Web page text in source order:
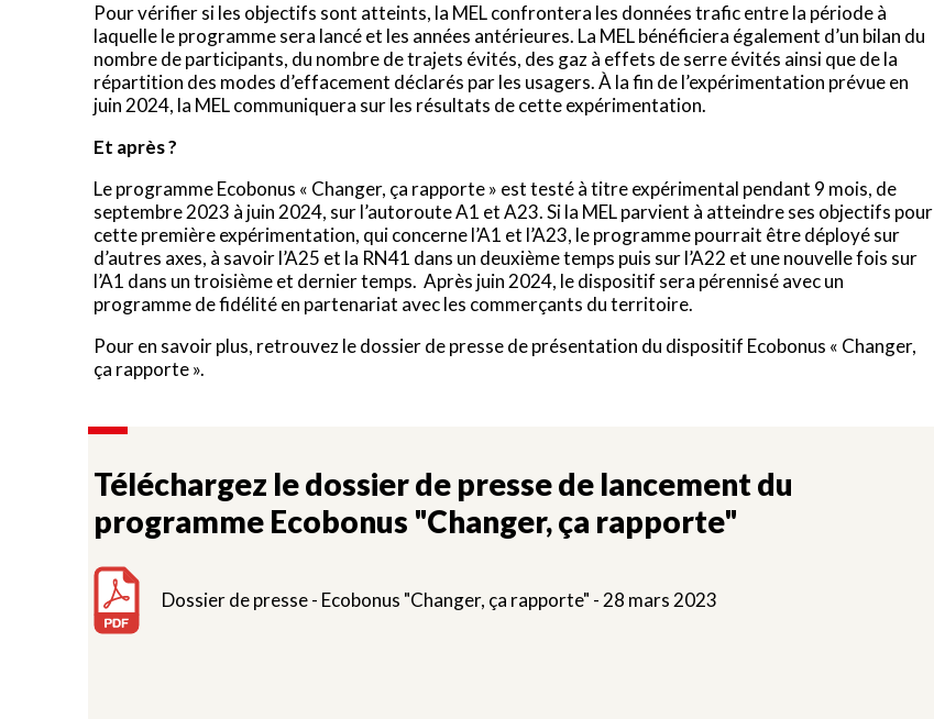
Pour vérifier si les objectifs sont atteints, la MEL confrontera les données trafic entre la période à
laquelle le programme sera lancé et les années antérieures. La MEL bénéficiera également d’un bilan du
nombre de participants, du nombre de trajets évités, des gaz à effets de serre évités ainsi que de la
répartition des modes d’effacement déclarés par les usagers. À la fin de l’expérimentation prévue en
juin 2024, la MEL communiquera sur les résultats de cette expérimentation.
Et après ?
Le programme Ecobonus « Changer, ça rapporte » est testé à titre expérimental pendant 9 mois, de
septembre 2023 à juin 2024, sur l’autoroute A1 et A23. Si la MEL parvient à atteindre ses objectifs pour
cette première expérimentation, qui concerne l’A1 et l’A23, le programme pourrait être déployé sur
d’autres axes, à savoir l’A25 et la RN41 dans un deuxième temps puis sur l’A22 et une nouvelle fois sur
l’A1 dans un troisième et dernier temps. Après juin 2024, le dispositif sera pérennisé avec un
programme de fidélité en partenariat avec les commerçants du territoire.
Pour en savoir plus, retrouvez le dossier de presse de présentation du dispositif Ecobonus « Changer,
ça rapporte ».
Téléchargez le dossier de presse de lancement du
programme Ecobonus "Changer, ça rapporte"
Dossier de presse - Ecobonus "Changer, ça rapporte" - 28 mars 2023